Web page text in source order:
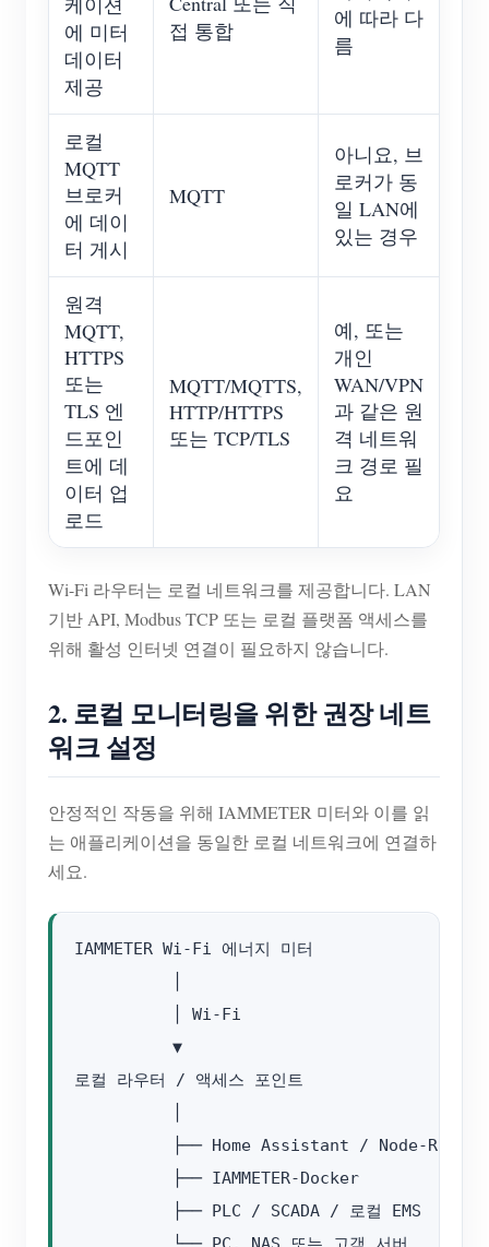
에 미터
데이터
제공
접 통합
에 따라 다
름
로컬
MQTT
브로커
에 데이
터 게시
MQTT
아니요, 브
로커가 동
일 LAN에
있는 경우
원격
MQTT,
HTTPS
또는
TLS 엔
드포인
트에 데
이터 업
로드
MQTT/MQTTS,
HTTP/HTTPS
또는 TCP/TLS
예, 또는
개인
WAN/VPN
과 같은 원
격 네트워
크 경로 필
요
Wi-Fi 라우터는 로컬 네트워크를 제공합니다. LAN
기반 API, Modbus TCP 또는 로컬 플랫폼 액세스를
위해 활성 인터넷 연결이 필요하지 않습니다.
2. 로컬 모니터링을 위한 권장 네트
워크 설정
안정적인 작동을 위해 IAMMETER 미터와 이를 읽
는 애플리케이션을 동일한 로컬 네트워크에 연결하
세요.
IAMMETER Wi-Fi 에너지 미터
          │ Wi-Fi
          ▼
로컬 라우터 / 액세스 포인트
          ├── Home Assistant / Node-RED
          ├── IAMMETER-Docker
          ├── PLC / SCADA / 로컬 EMS